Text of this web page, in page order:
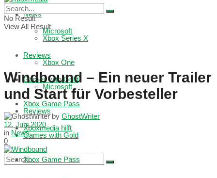
Microsoft
Reviews
Games with Gold
Xbox Game Pass
Xboxmedia hilft
News
Xbox Series X
Xbox One
Microsoft
Reviews
Games with Gold
Xbox Game Pass
No Result
View All Result
Windbound – Ein neuer Trailer
und Start für Vorbesteller
by GhostWriter
12. Juni 2020
in News
0